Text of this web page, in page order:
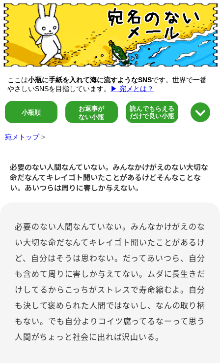
ここは小瓶に手紙を入れて海に流すようなSNSです。世界で一番
やさしいSNSを目指しています。
▶ 宛メとは？
小瓶順
お返事が
ない小瓶
読んでもらえる
だけで良い小瓶
宛メトップ >
必要のない人間なんていない。みんなかけがえのない大切な
命だなんてキレイゴト聞いたことがあるけどそんなことな
い。あいつらは周りに害しか与えない。
必要のない人間なんていない。みんなかけがえのな
い大切な命だなんてキレイゴト聞いたことがあるけ
ど、自分はそうは思わない。だってあいつら、自分
も含めて周りに害しか与えてない。ムダに長生きだ
けしてるからこっちがストレスで寿命縮むよ。自分
も決して褒められた人間ではないし、なんの取り柄
もない。でも自分よりコイツ腐ってるなーって思う
人間がちょっと社会に出れば沢山いる。